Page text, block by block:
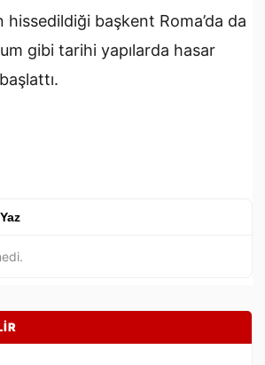
başkent Roma’da da
gibi tarihi yapılarda hasar